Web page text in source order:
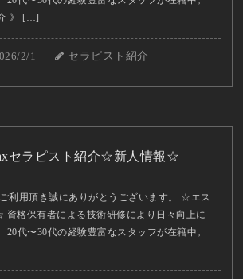
》 […]
2/1 セラピスト紹介
セラピスト紹介☆新人情報☆
利用頂き誠にありがとうございます。 ☆エス
資格保有者による技術研修により日々向上に
20代〜30代の経験豊富なスタッフが在籍中。